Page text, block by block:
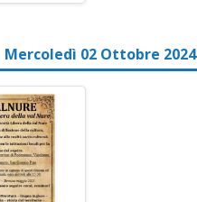
Mercoledì 02 Ottobre 2024